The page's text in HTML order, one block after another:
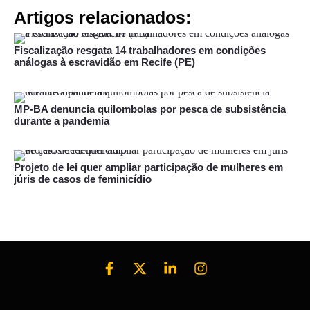
Artigos relacionados:
Fiscalização resgata 14 trabalhadores em condições
análogas à escravidão em Recife (PE)
MP-BA denuncia quilombolas por pesca de subsistência
durante a pandemia
Projeto de lei quer ampliar participação de mulheres em
júris de casos de feminicídio